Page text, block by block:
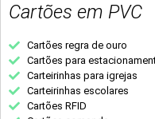
Cartões em PVC
Cartões regra de ouro
Cartões para
Carteirinhas para igrejas
Carteirinhas escolares
Cartões RFID